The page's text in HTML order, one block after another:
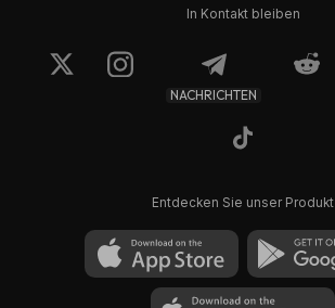
In Kontakt bleiben
NACHRICHTEN
Entdecken Sie unser Produkt